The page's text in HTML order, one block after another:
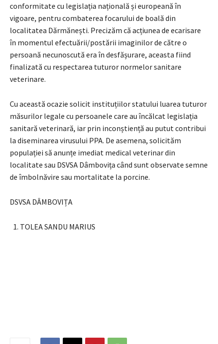
conformitate cu legislația națională și europeană în
vigoare, pentru combaterea focarului de boală din
localitatea Dărmănești. Precizăm că acțiunea de ecarisare
în momentul efectuării/postării imaginilor de către o
persoană necunoscută era în desfășurare, aceasta fiind
finalizată cu respectarea tuturor normelor sanitare
veterinare.
Cu această ocazie solicit instituțiilor statului luarea tuturor
măsurilor legale cu persoanele care au încălcat legislația
sanitară veterinară, iar prin inconștiență au putut contribui
la diseminarea virusului PPA. De asemena, solicităm
populației să anunțe imediat medical veterinar din
localitate sau DSVSA Dâmbovița când sunt observate semne
de îmbolnăvire sau mortalitate la porcine.
DSVSA DÂMBOVIȚA
TOLEA SANDU MARIUS